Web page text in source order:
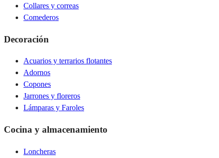
Collares y correas
Comederos
Decoración
Acuarios y terrarios flotantes
Adornos
Copones
Jarrones y floreros
Lámparas y Faroles
Cocina y almacenamiento
Loncheras